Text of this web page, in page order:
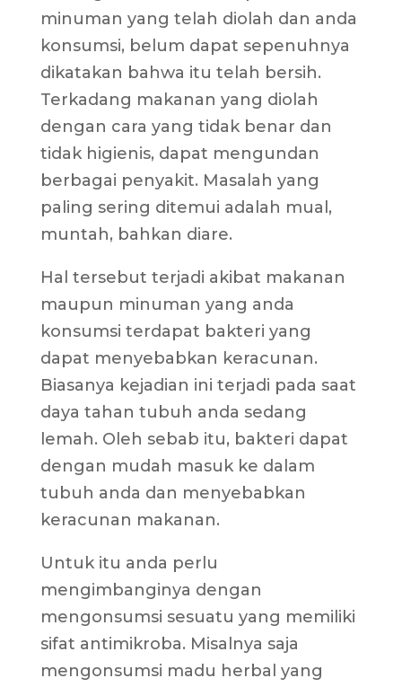
minuman yang telah diolah dan anda
konsumsi, belum dapat sepenuhnya
dikatakan bahwa itu telah bersih.
Terkadang makanan yang diolah
dengan cara yang tidak benar dan
tidak higienis, dapat mengundan
berbagai penyakit. Masalah yang
paling sering ditemui adalah mual,
muntah, bahkan diare.
Hal tersebut terjadi akibat makanan
maupun minuman yang anda
konsumsi terdapat bakteri yang
dapat menyebabkan keracunan.
Biasanya kejadian ini terjadi pada saat
daya tahan tubuh anda sedang
lemah. Oleh sebab itu, bakteri dapat
dengan mudah masuk ke dalam
tubuh anda dan menyebabkan
keracunan makanan.
Untuk itu anda perlu
mengimbanginya dengan
mengonsumsi sesuatu yang memiliki
sifat antimikroba. Misalnya saja
mengonsumsi madu herbal yang